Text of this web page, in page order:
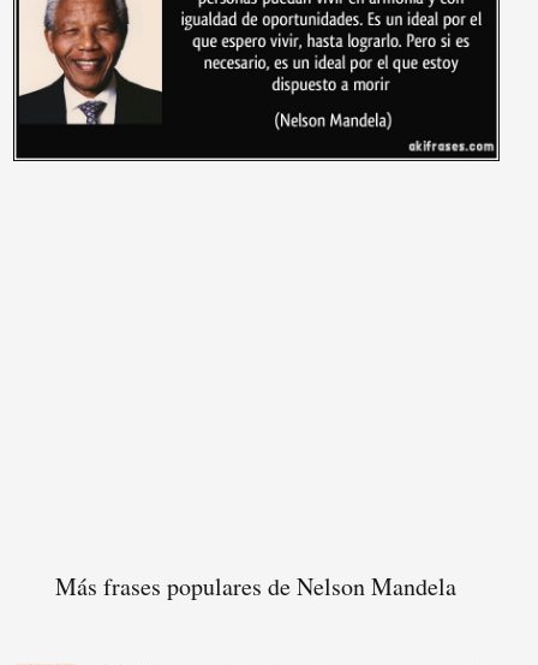
Más frases populares de Nelson Mandela